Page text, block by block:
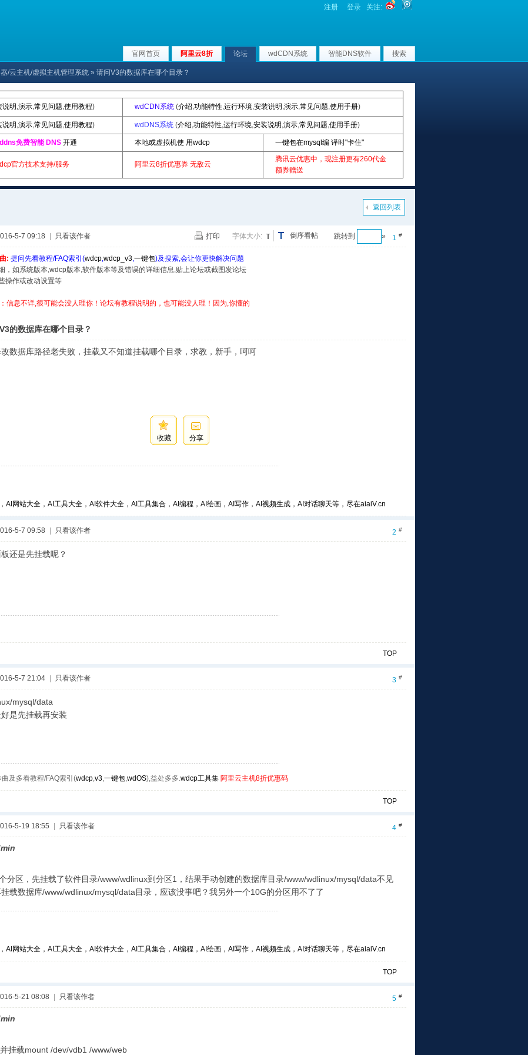
注册 登录 关注:
官网首页 阿里云8折 论坛 wdCDN系统 智能DNS软件 搜索
/云主机/虚拟主机管理系统 » 请问V3的数据库在哪个目录？
说明 ,演示,常见问题,使用教程) wdCDN系统 (介绍,功能特性,运行环境,安装说明 ,演示,常见问题,使用手册)
说明 ,演示,常见问题,使用教程) wdDNS系统 (介绍,功能特性,运行环境,安装说明 ,演示,常见问题,使用手册)
免费智能 DNS 开通 本地或虚拟机使 用wdcp 一键包在mysql编 译时"卡住"
官方技术支持/服务 阿里云8折优惠券 无敌云
腾讯云优惠中，现注册更有260代金
额券赠送
返回列表
1 #
跳转到 »
倒序看帖
打印 字体大小:
5-7 09:18 只看该作者
: 提问先看教程/FAQ索引(wdcp,wdcp_v3,一键包)及搜索,会让你更快解决问题
，如系统版本,wdcp版本,软件版本等及错误的详细信息,贴上论坛或截图发论坛
操作或改动设置等
信息不详,很可能会没人理你！论坛有教程说明的，也可能没人理！因为,你懂的
的数据库在哪个目录？
数据库路径老失败，挂载又不知道挂载哪个目录，求教，新手，呵呵
收藏 分享
AI网站大全，AI工具大全，AI软件大全，AI工具集合，AI编程，AI绘画，AI写作，AI视频生成，AI对话聊天等，尽在aiaiV.cn
2 #
5-7 09:58 只看该作者
还是先挂载呢？
TOP
3 #
5-7 21:04 只看该作者
mysql/data
是先挂载再安装
及多看教程/FAQ索引(wdcp,v3,一键包,wdOS),益处多多.wdcp工具集 阿里云主机8折优惠码
TOP
4 #
5-19 18:55 只看该作者
分区，先挂载了软件目录/www/wdlinux到分区1，结果手动创建的数据库目录/www/wdlinux/mysql/data不见
载数据库/www/wdlinux/mysql/data目录，应该没事吧？我另外一个10G的分区用不了了
AI网站大全，AI工具大全，AI软件大全，AI工具集合，AI编程，AI绘画，AI写作，AI视频生成，AI对话聊天等，尽在aiaiV.cn
TOP
5 #
5-21 08:08 只看该作者
挂载mount /dev/vdb1 /www/web